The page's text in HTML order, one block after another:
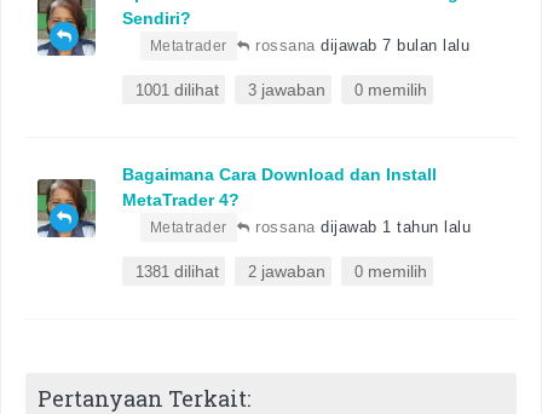
Sendiri?
rossana dijawab 7 bulan lalu
Metatrader
1001 dilihat 3 jawaban 0 memilih
Bagaimana Cara Download dan Install
MetaTrader 4?
rossana dijawab 1 tahun lalu
Metatrader
1381 dilihat 2 jawaban 0 memilih
Pertanyaan Terkait: